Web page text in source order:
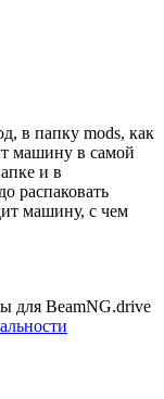
в папку mods, как
машину в самой
и в
распаковать
машину, с чем
для BeamNG.drive